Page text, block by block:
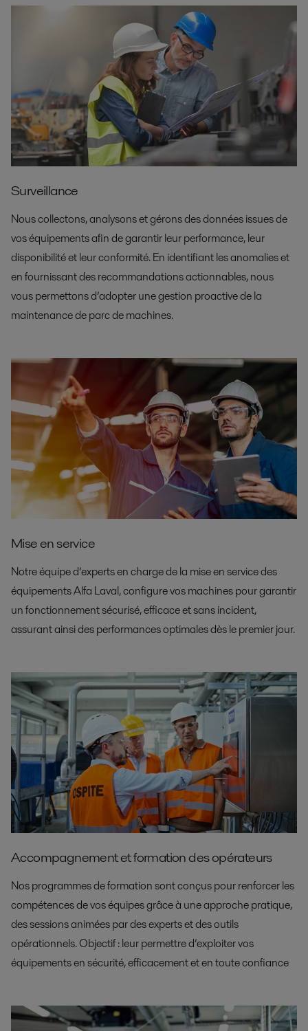
Surveillance
Nous collectons, analysons et gérons des données issues de
vos équipements afin de garantir leur performance, leur
disponibilité et leur conformité. En identifiant les anomalies et
en fournissant des recommandations actionnables, nous
vous permettons d’adopter une gestion proactive de la
maintenance de parc de machines.
Mise en service
Notre équipe d’experts en charge de la mise en service des
équipements Alfa Laval, configure vos machines pour garantir
un fonctionnement sécurisé, efficace et sans incident,
assurant ainsi des performances optimales dès le premier jour.
Accompagnement et formation des opérateurs
Nos programmes de formation sont conçus pour renforcer les
compétences de vos équipes grâce à une approche pratique,
des sessions animées par des experts et des outils
opérationnels. Objectif : leur permettre d’exploiter vos
équipements en sécurité, efficacement et en toute confiance